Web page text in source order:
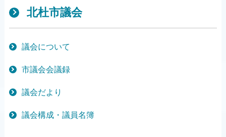
北杜市議会
議会について
市議会会議録
議会だより
議会構成・議員名簿